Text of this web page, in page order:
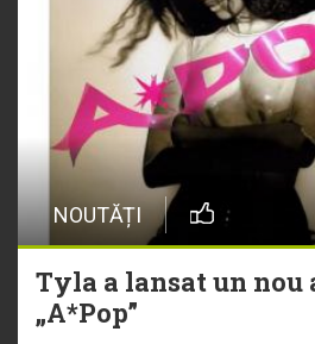
NOUTĂȚI
Tyla a lansat un nou
„A*Pop”